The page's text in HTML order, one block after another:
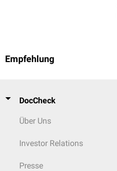
Empfehlung
DocCheck
Über Uns
Investor Relations
Presse